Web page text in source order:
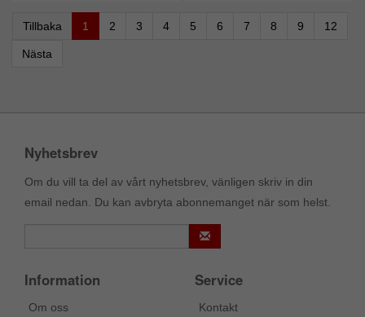
Tillbaka 1 2 3 4 5 6 7 8 9 12
Nästa
Nyhetsbrev
Om du vill ta del av vårt nyhetsbrev, vänligen skriv in din
email nedan. Du kan avbryta abonnemanget när som helst.
Information
Om oss
Service
Kontakt